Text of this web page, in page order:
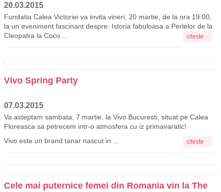
20.03.2015
Fundatia Calea Victoriei va invita vineri, 20 martie, de la ora 19:00,
la un eveniment fascinant despre: Istoria fabuloasa a Perlelor de la
Cleopatra la Coco ...
citeste
Vivo Spring Party
07.03.2015
Va asteptam sambata, 7 martie, la Vivo Bucuresti, situat pe Calea
Floreasca sa petrecem intr-o atmosfera cu iz primavaratic!
Vivo este un brand tanar nascut in ...
citeste
Cele mai puternice femei din Romania vin la The